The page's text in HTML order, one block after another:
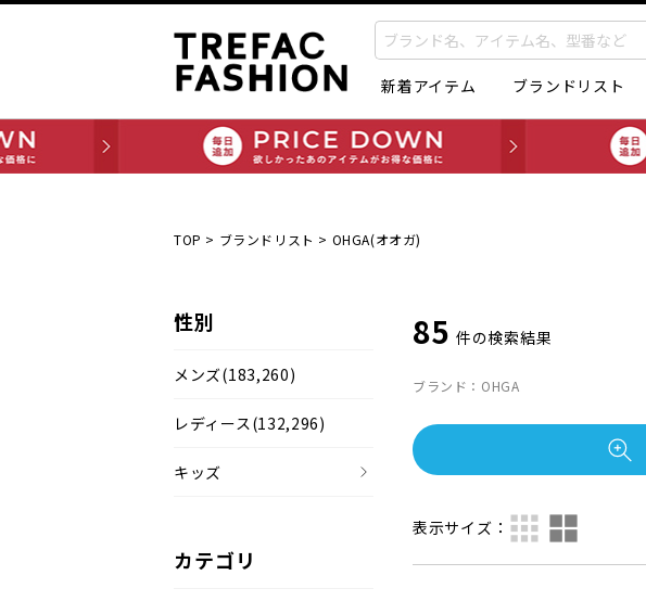
新着アイテム ブランドリスト
TOP > ブランドリスト > OHGA(オオガ)
性別
メンズ(183,260)
レディース(132,296)
キッズ
カテゴリ
85 件の検索結果
ブランド：OHGA
表示サイズ：